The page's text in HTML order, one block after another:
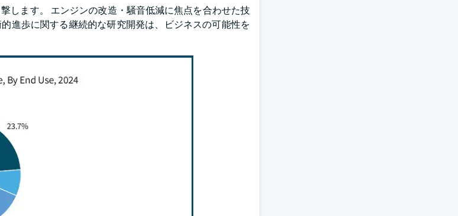
します。 エンジンの改造・騒音低減に焦点を合わせた技
進歩に関する継続的な研究開発は、ビジネスの可能性を